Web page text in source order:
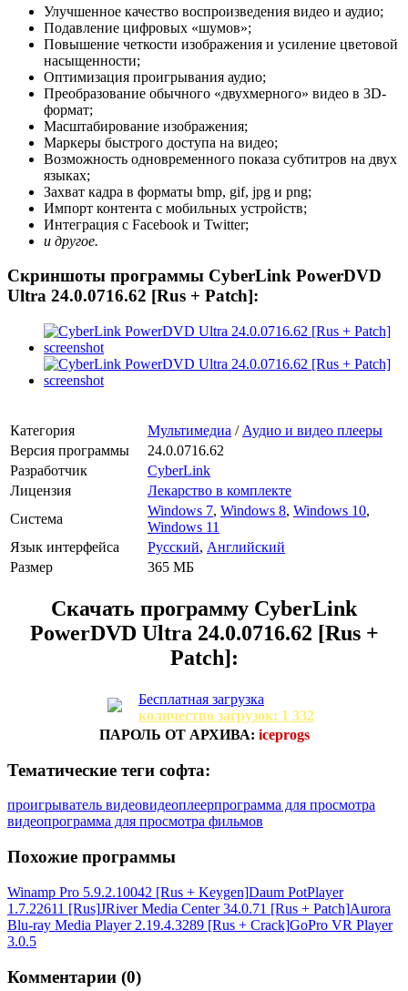
Улучшенное качество воспроизведения видео и аудио;
Подавление цифровых «шумов»;
Повышение четкости изображения и усиление цветовой
насыщенности;
Оптимизация проигрывания аудио;
Преобразование обычного «двухмерного» видео в 3D-
формат;
Масштабирование изображения;
Маркеры быстрого доступа на видео;
Возможность одновременного показа субтитров на двух
языках;
Захват кадра в форматы bmp, gif, jpg и png;
Импорт контента с мобильных устройств;
Интеграция с Facebook и Twitter;
и другое.
Скриншоты программы CyberLink PowerDVD
Ultra 24.0.0716.62 [Rus + Patch]:
Категория Мультимедиа / Аудио и видео плееры
Версия программы
24.0.0716.62
Разработчик
CyberLink
Лицензия
Лекарство в комплекте
Система
Windows 7, Windows 8, Windows 10,
Windows 11
Язык интерфейса
Русский, Английский
Размер
365 МБ
Скачать программу CyberLink
PowerDVD Ultra 24.0.0716.62 [Rus +
Patch]:
Бесплатная загрузка
количество загрузок: 1 332
ПАРОЛЬ ОТ АРХИВА: iceprogs
Тематические теги софта:
проигрыватель видеовидеоплеерпрограмма для просмотра
видеопрограмма для просмотра фильмов
Похожие программы
Winamp Pro 5.9.2.10042 [Rus + Keygen]Daum PotPlayer
1.7.22611 [Rus]JRiver Media Center 34.0.71 [Rus + Patch]Aurora
Blu-ray Media Player 2.19.4.3289 [Rus + Crack]GoPro VR Player
3.0.5
Комментарии (0)